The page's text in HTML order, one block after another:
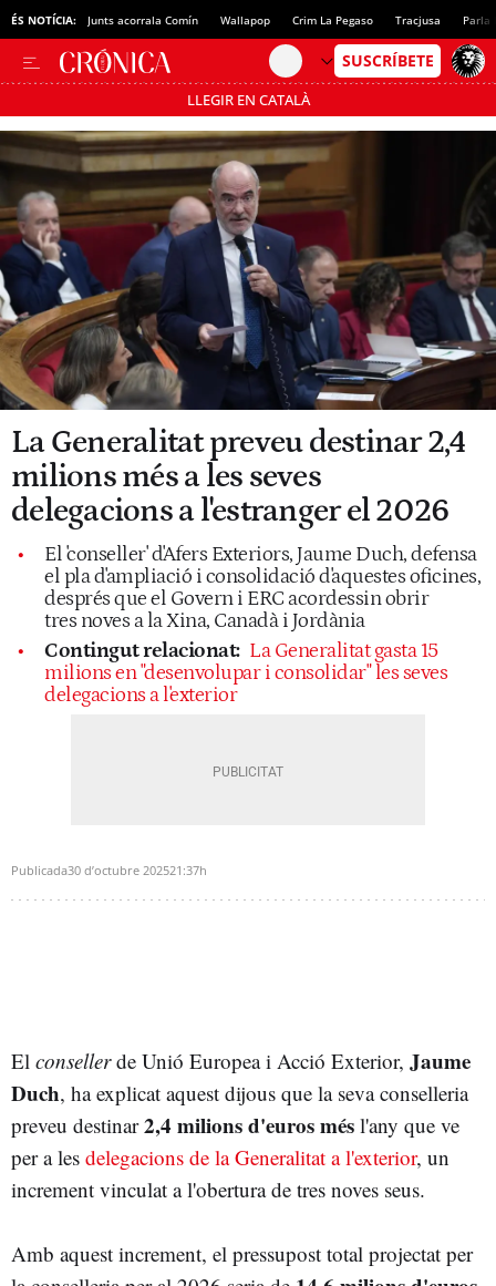
ÉS NOTÍCIA: Junts acorrala Comín Wallapop Crim La Pegaso Tracjusa Parla
LLEGIR EN CATALÀ
Passa’t al mode estalvi
La Generalitat preveu destinar 2,4
milions més a les seves
delegacions a l'estranger el 2026
El 'conseller' d'Afers Exteriors, Jaume Duch, defensa
el pla d'ampliació i consolidació d'aquestes oficines,
després que el Govern i ERC acordessin obrir
tres noves a la Xina, Canadà i Jordània
Contingut relacionat: La Generalitat gasta 15
milions en "desenvolupar i consolidar" les seves
delegacions a l'exterior
Publicada30 d’octubre 202521:37h
El consellerde Unió Europea i Acció Exterior, Jaume
Duch, ha explicat aquest dijous que la seva conselleria
preveu destinar2,4 milions d'euros més l'any que ve
per a les delegacions de la Generalitat a l'exterior, un
increment vinculat a l'obertura de tres noves seus.
Amb aquest increment, el pressupost total projectat per